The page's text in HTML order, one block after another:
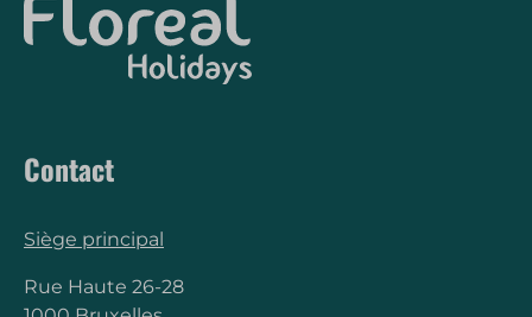
Contact
Siège principal
Rue Haute 26-28